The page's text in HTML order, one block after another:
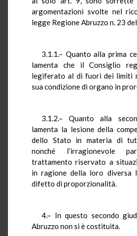
argomentazioni svolte nel
legge Regione Abruzzo n. 23
3.1.1.– Quanto alla prima
lamenta che il Consiglio
legiferato al di fuori dei limiti
sua condizione di organo in
3.1.2.– Quanto alla
lamenta la lesione della
dello Stato in materia di
nonché l’irragionevole
trattamento riservato a
in ragione della loro diversa
difetto di proporzionalità.
4.– In questo secondo
Abruzzo non si è costituita.